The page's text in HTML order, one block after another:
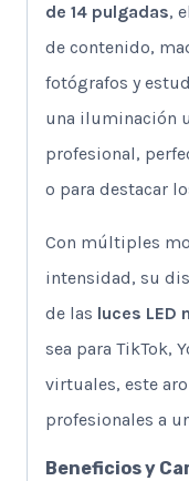
de 14 pulgadas,
de contenido,
fotógrafos y
una iluminación
profesional,
o para destacar
Con múltiples
intensidad, su
de las luces LED
sea para TikTok,
virtuales, este
profesionales a
Beneficios y